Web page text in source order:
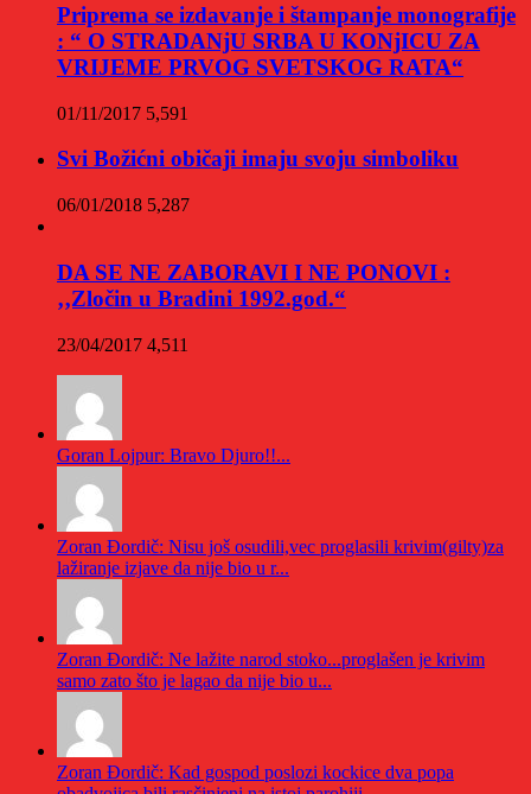
Priprema se izdavanje i štampanje monografije
: “ O STRADANjU SRBA U KONjICU ZA
VRIJEME PRVOG SVETSKOG RATA“
01/11/2017 5,591
Svi Božićni običaji imaju svoju simboliku
06/01/2018 5,287
DA SE NE ZABORAVI I NE PONOVI :
‚‚Zločin u Bradini 1992.god.“
23/04/2017 4,511
Goran Lojpur: Bravo Djuro!!...
Zoran Đordič: Nisu još osudili,vec proglasili krivim(gilty)za
lažiranje izjave da nije bio u r...
Zoran Đordič: Ne lažite narod stoko...proglašen je krivim
samo zato što je lagao da nije bio u...
Zoran Đordič: Kad gospod poslozi kockice dva popa